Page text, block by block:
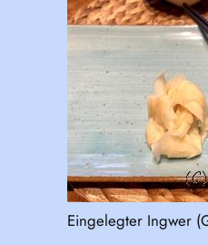
Eingelegter Ingwer